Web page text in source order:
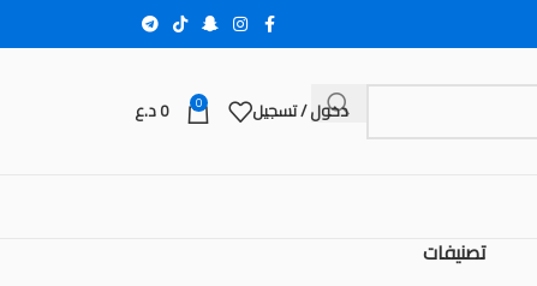
دخول / تسجيل 0
0د.ع
تصنيفات